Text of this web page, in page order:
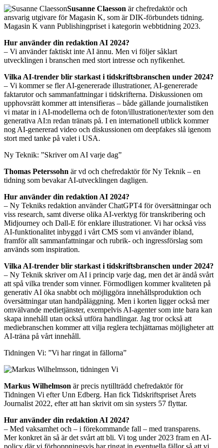
Susanne Claesson är chefredaktör och
ansvarig utgivare för Magasin K, som är DIK-förbundets tidning.
Magasin K vann Publishingpriset i kategorin webbtidning 2023.
Hur använder din redaktion AI 2024?
– Vi använder faktiskt inte AI ännu. Men vi följer såklart
utvecklingen i branschen med stort intresse och nyfikenhet.
Vilka AI-trender blir starkast i tidskriftsbranschen under 2024?
– Vi kommer se fler AI-genererade illustrationer, AI-genererade
faktarutor och sammanfattningar i tidskrifterna. Diskussionen om
upphovsrätt kommer att intensifieras – både gällande journalistiken
vi matar in i AI-modellerna och de foton/illustrationer/texter som den
generativa AI:n redan tränats på. I en internationell utblick kommer
nog AI-genererad video och diskussionen om deepfakes slå igenom
stort med tanke på valet i USA.
Ny Teknik: ”Skriver om AI varje dag”
Thomas Peterssohn är vd och chefredaktör för Ny Teknik – en
tidning som bevakar AI-utvecklingen dagligen.
Hur använder din redaktion AI 2024?
– Ny Tekniks redaktion använder ChatGPT4 för översättningar och
viss research, samt diverse olika AI-verktyg för transkribering och
Midjourney och Dall-E för enklare illustrationer. Vi har också viss
AI-funktionalitet inbyggd i vårt CMS som vi använder ibland,
framför allt sammanfattningar och rubrik- och ingressförslag som
används som inspiration.
Vilka AI-trender blir starkast i tidskriftsbranschen under 2024?
– Ny Teknik skriver om AI i princip varje dag, men det är ändå svårt
att spå vilka trender som vinner. Förmodligen kommer kvaliteten på
generativ AI öka snabbt och möjliggöra innehållsproduktion och
översättningar utan handpåläggning. Men i korten ligger också mer
omvälvande medietjänster, exempelvis AI-agenter som inte bara kan
skapa innehåll utan också utföra handlingar. Jag tror också att
mediebranschen kommer att vilja reglera techjättarnas möjligheter att
AI-träna på vårt innehåll.
Tidningen Vi: ”Vi har ringat in fällorna”
Markus Wilhelmson är precis nytillträdd chefredaktör för
Tidningen Vi efter Unn Edberg. Han fick Tidskriftspriset Årets
Journalist 2022, efter att han skrivit om sin systers 57 flyttar.
Hur använder din redaktion AI 2024?
– Med vaksamhet och – i förekommande fall – med transparens.
Mer konkret än så är det svårt att bli. Vi tog under 2023 fram en AI-
policy där vi förhoppningsvis har ringat in eventuella fällor så att vi